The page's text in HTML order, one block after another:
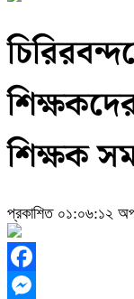
শিক্ষক
প্রকাশিত ০১:০৬:১২
Facebook